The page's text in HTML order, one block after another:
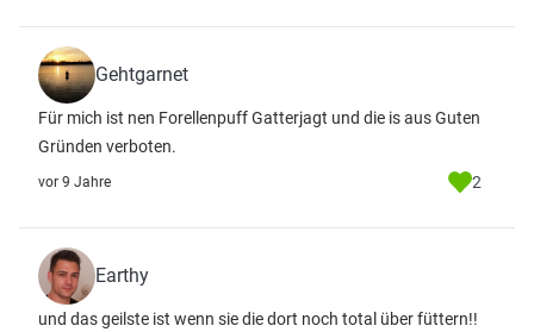
Gehtgarnet
Für mich ist nen Forellenpuff Gatterjagt und die is aus Guten
Gründen verboten.
vor 9 Jahre 2
Earthy
und das geilste ist wenn sie die dort noch total über füttern!!